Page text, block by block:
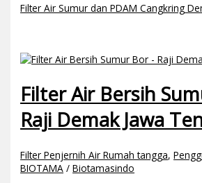
Filter Air Sumur dan PDAM Cangkring
Filter Air Bersih
Raji Demak Jawa
Filter Penjernih Air Rumah tangga,
BIOTAMA /Biotamasindo